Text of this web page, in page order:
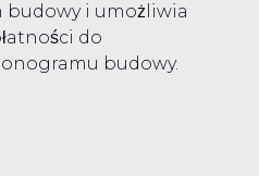
budowy i umożliwia
do
budowy.